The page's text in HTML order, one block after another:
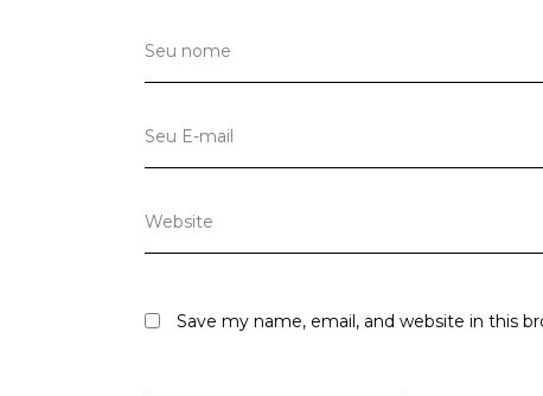
Save my name, email, and website in this